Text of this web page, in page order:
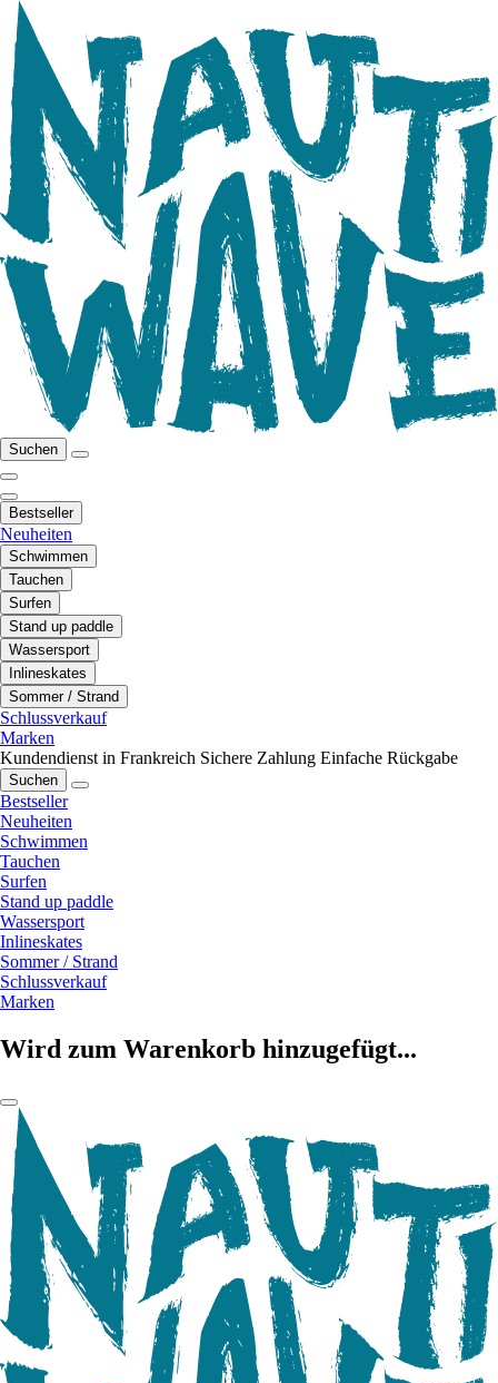
Suchen
Bestseller
Neuheiten
Schwimmen
Tauchen
Surfen
Stand up paddle
Wassersport
Inlineskates
Sommer / Strand
Schlussverkauf
Marken
Kundendienst in Frankreich Sichere Zahlung Einfache Rückgabe
Suchen
Bestseller
Neuheiten
Schwimmen
Tauchen
Surfen
Stand up paddle
Wassersport
Inlineskates
Sommer / Strand
Schlussverkauf
Marken
Wird zum Warenkorb hinzugefügt...